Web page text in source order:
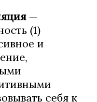
—
(1)
и
себя к